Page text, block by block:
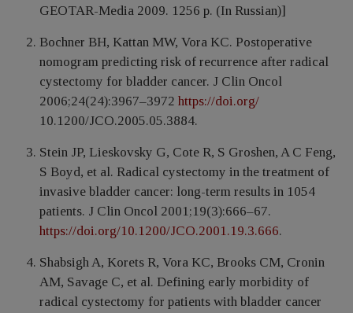
GEOTAR-Media 2009. 1256 p. (In Russian)]
Bochner BH, Kattan MW, Vora KC. Postoperative
nomogram predicting risk of recurrence after radical
cystectomy for bladder cancer. J Clin Oncol
2006;24(24):3967–3972 https://doi.org/
10.1200/JCO.2005.05.3884.
Stein JP, Lieskovsky G, Cote R, S Groshen, A C Feng,
S Boyd, et al. Radical cystectomy in the treatment of
invasive bladder cancer: long-term results in 1054
patients. J Clin Oncol 2001;19(3):666–67.
https://doi.org/10.1200/JCO.2001.19.3.666.
Shabsigh A, Korets R, Vora KC, Brooks CM, Cronin
AM, Savage C, et al. Defining early morbidity of
radical cystectomy for patients with bladder cancer